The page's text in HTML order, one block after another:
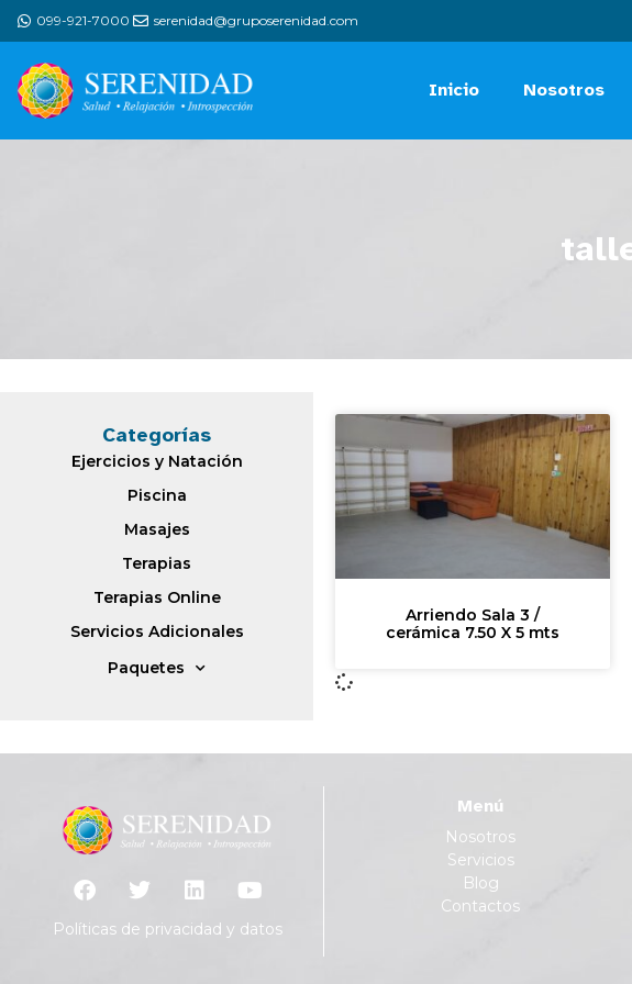
099-921-7000 serenidad@gruposerenidad.com
Inicio Nosotros
Categorías
Ejercicios y Natación
Piscina
Masajes
Terapias
Terapias Online
Servicios Adicionales
Paquetes
Arriendo Sala 3 /
cerámica 7.50 X 5 mts
Políticas de privacidad y datos
Menú
Nosotros
Servicios
Blog
Contactos